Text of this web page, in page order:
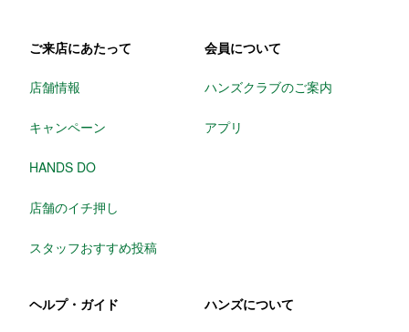
ご来店にあたって
店舗情報
キャンペーン
HANDS DO
店舗のイチ押し
スタッフおすすめ投稿
会員について
ハンズクラブのご案内
アプリ
ヘルプ・ガイド ハンズについて